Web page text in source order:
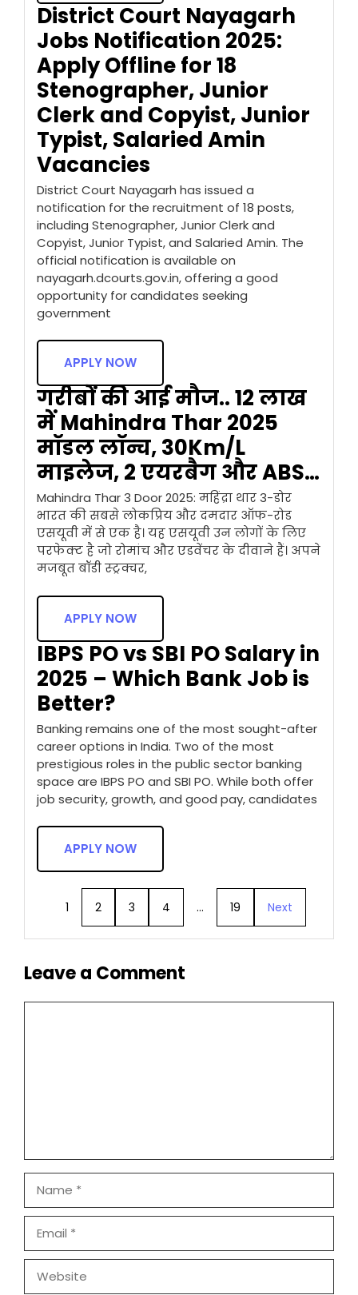
District Court Nayagarh
Jobs Notification 2025:
Apply Offline for 18
Stenographer, Junior
Clerk and Copyist, Junior
Typist, Salaried Amin
Vacancies
District Court Nayagarh has issued a
notification for the recruitment of 18 posts,
including Stenographer, Junior Clerk and
Copyist, Junior Typist, and Salaried Amin. The
official notification is available on
nayagarh.dcourts.gov.in, offering a good
opportunity for candidates seeking
government
APPLY NOW
गरीबों की आई मौज.. ₹12 लाख
में Mahindra Thar 2025
मॉडल लॉन्च, 30Km/L
माइलेज, 2 एयरबैग और ABS…
Mahindra Thar 3 Door 2025: महिंद्रा थार 3-डोर
भारत की सबसे लोकप्रिय और दमदार ऑफ-रोड
एसयूवी में से एक है। यह एसयूवी उन लोगों के लिए
परफेक्ट है जो रोमांच और एडवेंचर के दीवाने हैं। अपने
मजबूत बॉडी स्ट्रक्चर,
APPLY NOW
IBPS PO vs SBI PO Salary in
2025 – Which Bank Job is
Better?
Banking remains one of the most sought-after
career options in India. Two of the most
prestigious roles in the public sector banking
space are IBPS PO and SBI PO. While both offer
job security, growth, and good pay, candidates
APPLY NOW
1 2 3 4 … 19 Next
Leave a Comment